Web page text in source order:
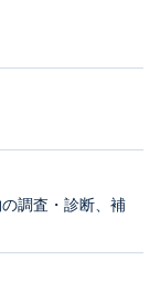
調査・診断、補